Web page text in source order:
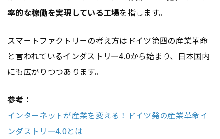
率的な稼働を実現している工場を指します。
スマートファクトリーの考え方はドイツ第四の産業革命
と言われているインダストリー4.0から始まり、日本国内
にも広がりつつあります。
参考：
インターネットが産業を変える！ドイツ発の産業革命イ
ンダストリー4.0とは